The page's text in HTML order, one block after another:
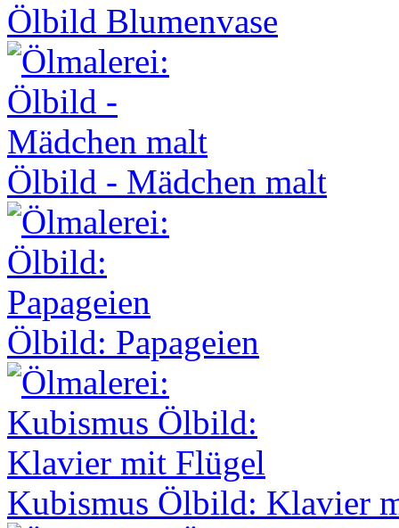
Ölbild Blumenvase
Ölbild - Mädchen malt
Ölbild: Papageien
Kubismus Ölbild: Klavier